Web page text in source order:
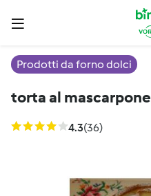
Prodotti da forno dolci
torta al mascarpone
4.3(36)